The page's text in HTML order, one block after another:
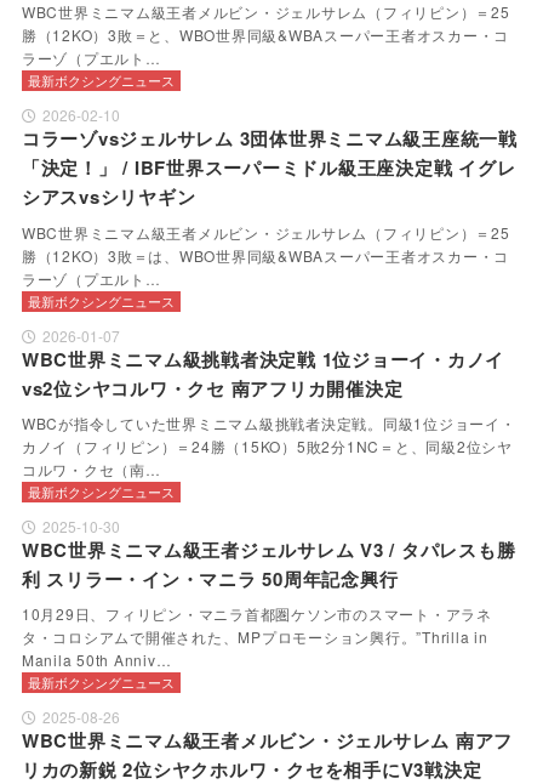
WBC世界ミニマム級王者メルビン・ジェルサレム（フィリピン）＝25
勝（12KO）3敗＝と、WBO世界同級&WBAスーパー王者オスカー・コ
ラーゾ（プエルト…
最新ボクシングニュース
2026-02-10
コラーゾvsジェルサレム 3団体世界ミニマム級王座統一戦
「決定！」 / IBF世界スーパーミドル級王座決定戦 イグレ
シアスvsシリヤギン
WBC世界ミニマム級王者メルビン・ジェルサレム（フィリピン）＝25
勝（12KO）3敗＝は、WBO世界同級&WBAスーパー王者オスカー・コ
ラーゾ（プエルト…
最新ボクシングニュース
2026-01-07
WBC世界ミニマム級挑戦者決定戦 1位ジョーイ・カノイ
vs2位シヤコルワ・クセ 南アフリカ開催決定
WBCが指令していた世界ミニマム級挑戦者決定戦。同級1位ジョーイ・
カノイ（フィリピン）＝24勝（15KO）5敗2分1NC＝と、同級2位シヤ
コルワ・クセ（南…
最新ボクシングニュース
2025-10-30
WBC世界ミニマム級王者ジェルサレム V3 / タパレスも勝
利 スリラー・イン・マニラ 50周年記念興行
10月29日、フィリピン・マニラ首都圏ケソン市のスマート・アラネ
タ・コロシアムで開催された、MPプロモーション興行。”Thrilla in
Manila 50th Anniv…
最新ボクシングニュース
2025-08-26
WBC世界ミニマム級王者メルビン・ジェルサレム 南アフ
リカの新鋭 2位シヤクホルワ・クセを相手にV3戦決定